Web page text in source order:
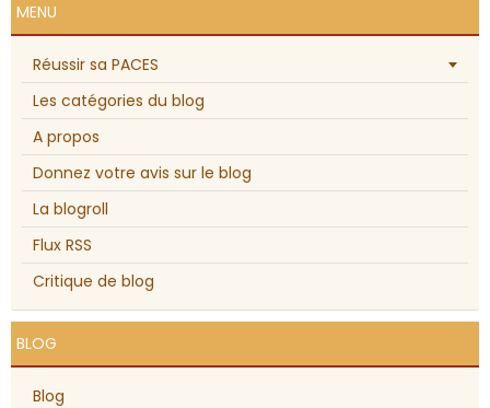
MENU
Réussir sa PACES
Les catégories du blog
A propos
Donnez votre avis sur le blog
La blogroll
Flux RSS
Critique de blog
BLOG
Blog